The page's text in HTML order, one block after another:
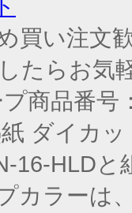
買い注文
たらお気
商品番号
ダイカ
16-HLD
カラーは